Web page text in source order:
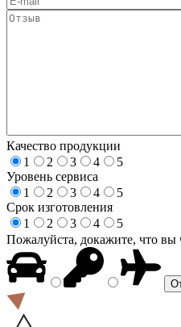
Качество продукции
1
2 3 4
5
Уровень сервиса
1
2 3 4
5
Срок изготовления
1
2 3 4
5
Пожалуйста, докажите, что вы